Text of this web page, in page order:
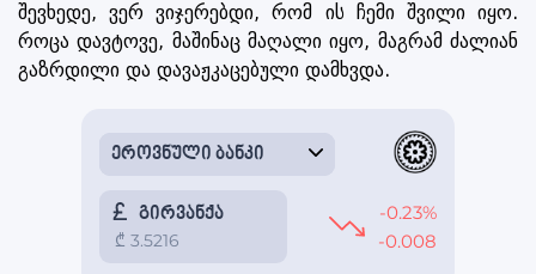
შევხედე, ვერ ვიჯერებდი, რომ ის ჩემი შვილი იყო.
როცა დავტოვე, მაშინაც მაღალი იყო, მაგრამ ძალიან
გაზრდილი და დავაჟკაცებული დამხვდა.